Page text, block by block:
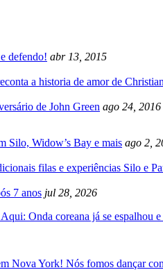
defendo! abr 13, 2015
a historia de amor de
de John Green ago 24, 2016
Silo, Widow’s Bay e mais ago 2,
filas e experiências Silo e
7 anos jul 28, 2026
Onda coreana já se espalhou
Nova York! Nós fomos dançar